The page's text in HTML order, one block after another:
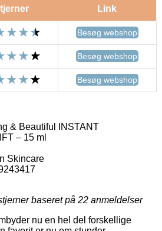
Link
Besøg webshop
Besøg webshop
Besøg webshop
& Beautiful INSTANT
– 15 ml
Skincare
baseret på 22 anmeldelser
nu en hel del forskellige